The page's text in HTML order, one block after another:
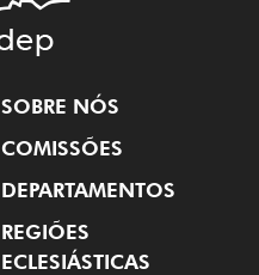
SOBRE NÓS
COMISSÕES
DEPARTAMENTOS
REGIÕES
ECLESIÁSTICAS